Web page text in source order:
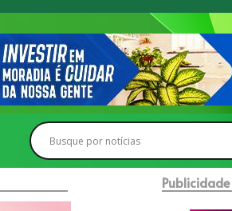
Publicidade